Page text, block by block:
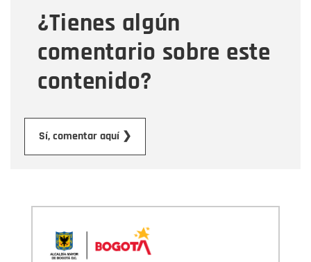
¿Tienes algún
comentario sobre este
contenido?
Sí, comentar aquí ❯
Mensaje